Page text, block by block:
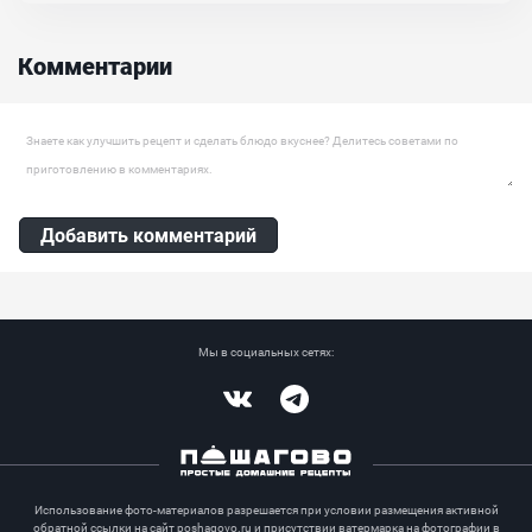
данное блюдо будет похоже на азиатскую кухню....
шампиньоны, Имбирь, Чеснок, Кунжут, Соус барбекю, Соевый
соус, Кленовый сироп
Комментарии
Оставить комментарий
Добавить комментарий
Мы в социальных сетях:
Использование фото-материалов разрешается при условии размещения активной
обратной ссылки на сайт poshagovo.ru и присутствии ватермарка на фотографии в